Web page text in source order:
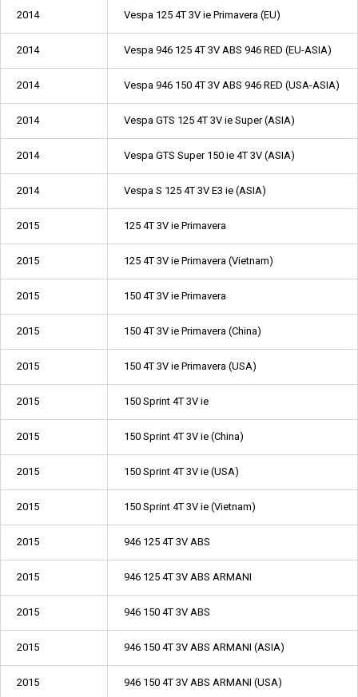
2014 Vespa 125 4T 3V ie Primavera (EU)
2014 Vespa 946 125 4T 3V ABS 946 RED (EU-ASIA)
2014 Vespa 946 150 4T 3V ABS 946 RED (USA-ASIA)
2014 Vespa GTS 125 4T 3V ie Super (ASIA)
2014 Vespa GTS Super 150 ie 4T 3V (ASIA)
2014 Vespa S 125 4T 3V E3 ie (ASIA)
2015 125 4T 3V ie Primavera
2015 125 4T 3V ie Primavera (Vietnam)
2015 150 4T 3V ie Primavera
2015 150 4T 3V ie Primavera (China)
2015 150 4T 3V ie Primavera (USA)
2015 150 Sprint 4T 3V ie
2015 150 Sprint 4T 3V ie (China)
2015 150 Sprint 4T 3V ie (USA)
2015 150 Sprint 4T 3V ie (Vietnam)
2015 946 125 4T 3V ABS
2015 946 125 4T 3V ABS ARMANI
2015 946 150 4T 3V ABS
2015 946 150 4T 3V ABS ARMANI (ASIA)
2015 946 150 4T 3V ABS ARMANI (USA)